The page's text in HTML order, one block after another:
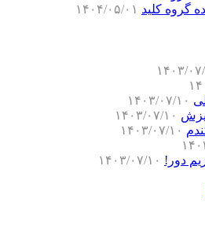
گروه کلید ۱۴۰۴/۰۵/۰۱
۰۷/۱۰
۱۴۰۳/۰۷/۱۰
۱۴۰۳/۰۷/۱۰
۱۴۰۳/۰۷/۱۰
۱۰
دور! ۱۴۰۳/۰۷/۱۰